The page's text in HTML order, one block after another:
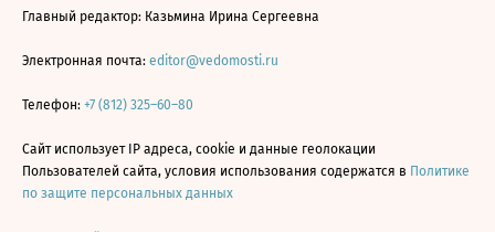
Главный редактор: Казьмина Ирина Сергеевна
Электронная почта: editor@vedomosti.ru
Телефон: +7 (812) 325–60–80
Сайт использует IP адреса, cookie и данные геолокации
Пользователей сайта, условия использования содержатся в Политике
по защите персональных данных